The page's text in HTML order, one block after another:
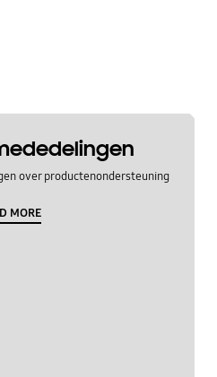
over productenondersteuning
MORE